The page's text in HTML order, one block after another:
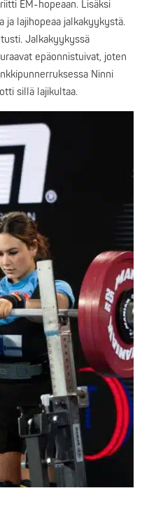
EM-hopeaan. Lisäksi
ja lajihopeaa jalkakyykystä.
Jalkakyykyssä
epäonnistuivat, joten
Ninni
sillä lajikultaa.